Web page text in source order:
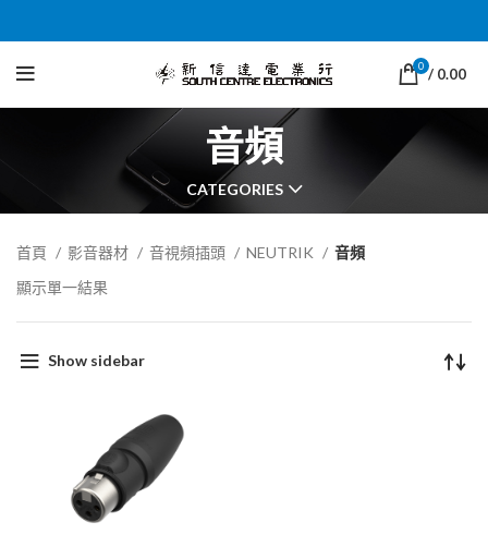
0 / 0.00
音頻
CATEGORIES
首頁 影音器材 音視頻插頭 NEUTRIK
音頻
顯示單一結果
Show sidebar